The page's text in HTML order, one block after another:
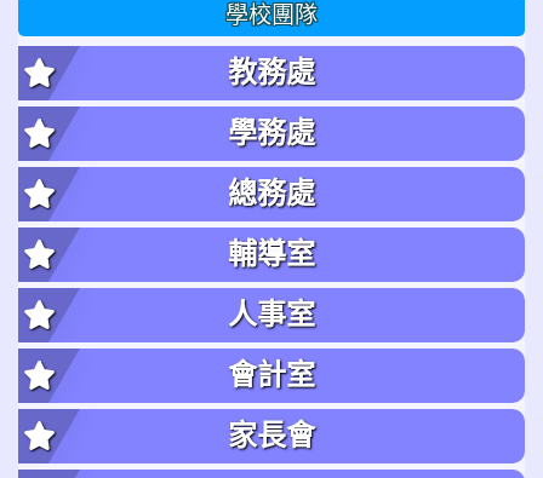
學校團隊
教務處
學務處
總務處
輔導室
人事室
會計室
家長會